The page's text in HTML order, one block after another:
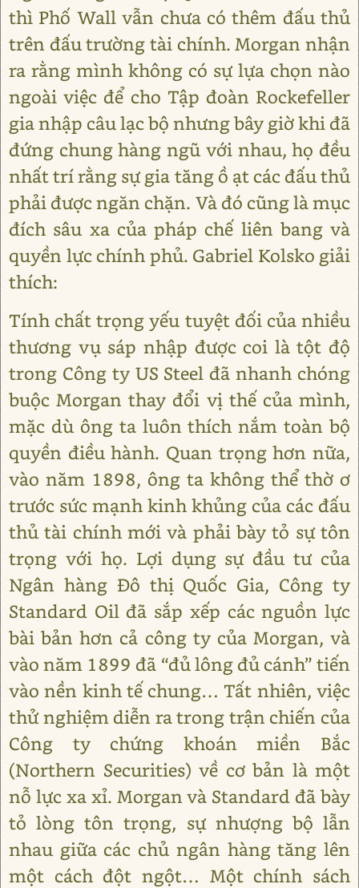
thì Phố Wall vẫn chưa có thêm đấu thủ
trên đấu trường tài chính. Morgan nhận
ra rằng mình không có sự lựa chọn nào
ngoài việc để cho Tập đoàn Rockefeller
gia nhập câu lạc bộ nhưng bây giờ khi đã
đứng chung hàng ngũ với nhau, họ đều
nhất trí rằng sự gia tăng ồ ạt các đấu thủ
phải được ngăn chặn. Và đó cũng là mục
đích sâu xa của pháp chế liên bang và
quyền lực chính phủ. Gabriel Kolsko giải
thích:
Tính chất trọng yếu tuyệt đối của nhiều
thương vụ sáp nhập được coi là tột độ
trong Công ty US Steel đã nhanh chóng
buộc Morgan thay đổi vị thế của mình,
mặc dù ông ta luôn thích nắm toàn bộ
quyền điều hành. Quan trọng hơn nữa,
vào năm 1898, ông ta không thể thờ ơ
trước sức mạnh kinh khủng của các đấu
thủ tài chính mới và phải bày tỏ sự tôn
trọng với họ. Lợi dụng sự đầu tư của
Ngân hàng Đô thị Quốc Gia, Công ty
Standard Oil đã sắp xếp các nguồn lực
bài bản hơn cả công ty của Morgan, và
vào năm 1899 đã “đủ lông đủ cánh” tiến
vào nền kinh tế chung… Tất nhiên, việc
thử nghiệm diễn ra trong trận chiến của
Công ty chứng khoán miền Bắc
(Northern Securities) về cơ bản là một
nỗ lực xa xỉ. Morgan và Standard đã bày
tỏ lòng tôn trọng, sự nhượng bộ lẫn
nhau giữa các chủ ngân hàng tăng lên
một cách đột ngột… Một chính sách